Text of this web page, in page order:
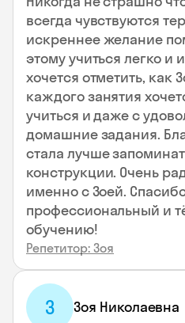
всегда чувствуются
искреннее желание
этому учиться легко и
хочется отметить, как
каждого занятия
учиться и даже с
домашние задания.
стала лучше
конструкции. Очень
именно с Зоей.
профессиональный и
обучению!
Репетитор: Зоя
З Зоя Николаевна